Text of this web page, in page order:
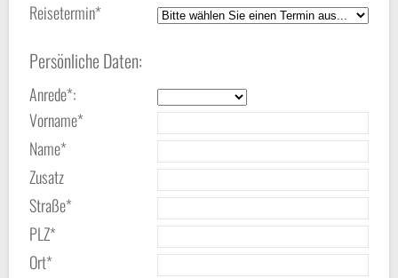
Reisetermin*
Persönliche Daten:
Anrede*:
Vorname*
Name*
Zusatz
Straße*
PLZ*
Ort*